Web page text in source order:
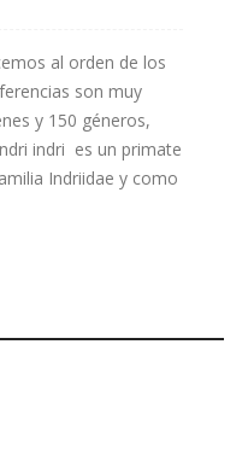
al orden de los
son muy
y 150 géneros,
indri es un primate
Indriidae y como